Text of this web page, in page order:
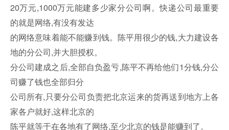
20万元,1000万元能建多少家分公司啊。快递公司最重要
的就是网络,有没有发达
的网络意味着能不能赚到钱。陈平用很少的钱,大力建设各
地的分公司,并大胆授权。
分公司建成之后,全部自负盈亏,陈平不再给他们1分钱,分公
司赚了钱也全部归分
公司所有,只要分公司负责把北京运来的货再送到地方上各
家各户就好,这样北京的
陈平就等于在各地有了网络,至少北京的钱是能赚到了。